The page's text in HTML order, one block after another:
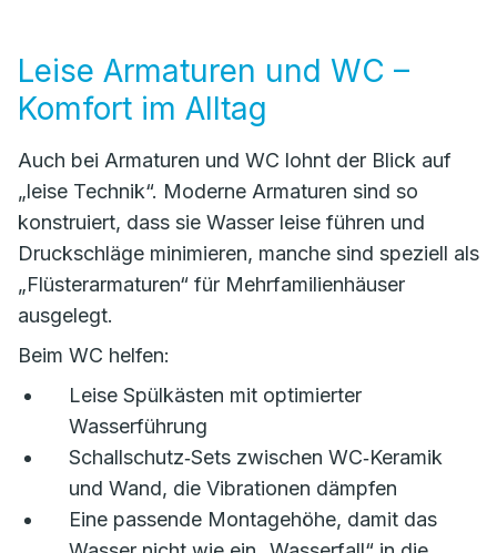
Leise Armaturen und WC –
Komfort im Alltag
Auch bei Armaturen und WC lohnt der Blick auf
„leise Technik“. Moderne Armaturen sind so
konstruiert, dass sie Wasser leise führen und
Druckschläge minimieren, manche sind speziell als
„Flüsterarmaturen“ für Mehrfamilienhäuser
ausgelegt.
Beim WC helfen:
Leise Spülkästen mit optimierter
Wasserführung
Schallschutz‑Sets zwischen WC‑Keramik
und Wand, die Vibrationen dämpfen
Eine passende Montagehöhe, damit das